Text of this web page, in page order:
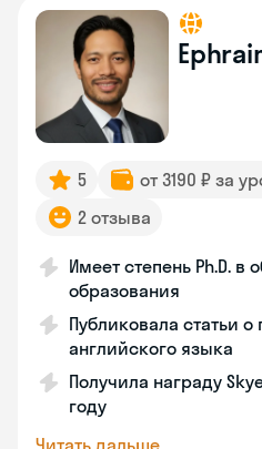
5 от 3190 ₽ за
2 отзыва
Имеет степень Ph.D. в
образования
Публиковала статьи
английского языка
Получила награду
году
Читать дальше